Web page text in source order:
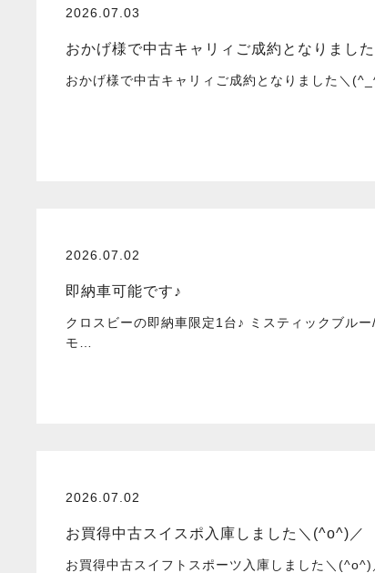
2026.07.03
おかげ様で中古キャリィご成約となりまし
おかげ様で中古キャリィご成約となりました＼
2026.07.02
即納車可能です♪
クロスビーの即納車限定1台♪ ミスティックブル
モ…
2026.07.02
お買得中古スイスポ入庫しました＼(^o^)／
お買得中古スイフトスポーツ入庫しました＼